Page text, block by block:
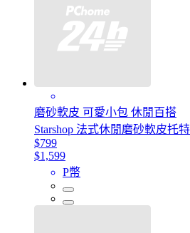
磨砂軟皮 可愛小包 休閒百搭
Starshop 法式休閒磨砂軟皮托
$799
$1,599
P幣